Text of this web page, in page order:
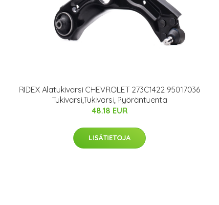
RIDEX Alatukivarsi CHEVROLET 273C1422 95017036
Tukivarsi,Tukivarsi, Pyöräntuenta
48.18 EUR
LISÄTIETOJA